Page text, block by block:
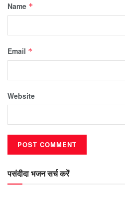
Name *
Email *
Website
पसंदीदा भजन सर्च करें